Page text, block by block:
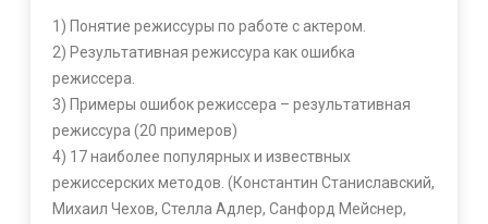
1) Понятие режиссуры по работе с актером.
2) Результативная режиссура как ошибка
режиссера.
3) Примеры ошибок режиссера – результативная
режиссура (20 примеров)
4) 17 наиболее популярных и извествных
режиссерских методов. (Константин Станиславский,
Михаил Чехов, Стелла Адлер, Санфорд Мейснер,